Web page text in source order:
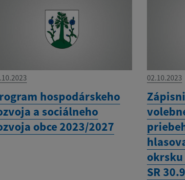
hospodárskeho
a sociálneho
obce 2023/2027
02.10.2023
okrsku
SR